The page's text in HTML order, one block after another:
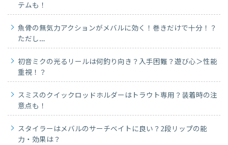
テムも！
魚骨の無気力アクションがメバルに効く！巻きだけで十分！？
ただし…
初音ミクの光るリールは何釣り向き？入手困難？遊び心＞性能
重視！？
スミスのクイックロッドホルダーはトラウト専用？装着時の注
意点も！
スタイラーはメバルのサーチベイトに良い？2段リップの能
力・効果は？